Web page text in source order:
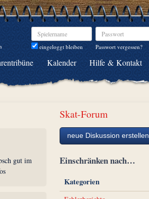
Spielername
eingeloggt bleiben
Passwort
Passwort vergessen?
Kalender Hilfe & Kontakt
gut im
Skat-Forum
neue Diskussion erstellen
Einschränken nach…
Kategorien